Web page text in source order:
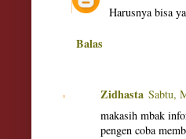
Harusnya bisa
Balas
Zidhasta Sabtu,
makasih mbak
pengen coba